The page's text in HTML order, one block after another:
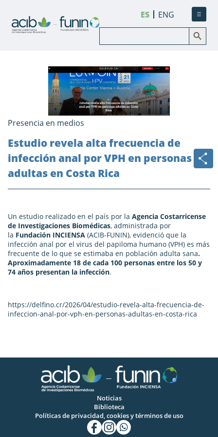
Buscar: Botón de búsqueda
ES ENG
Presencia en medios
Estudio revela alta frecuencia de
infección anal por VPH en personas
adultas en Costa Rica
Un estudio realizado en el país por la Agencia Costarricense
de Investigaciones Biomédicas, administrada por
la Fundación INCIENSA (ACIB-FUNIN), evidenció que la
infección anal por el virus del papiloma humano (VPH) es más
frecuente de lo que se estimaba en población adulta sana.
Aproximadamente 18 de cada 100 personas entre los 50 y
74 años presentan la infección.
https://delfino.cr/2026/04/estudio-revela-alta-frecuencia-de-
infeccion-anal-por-vph-en-personas-adultas-en-costa-rica
Noticias
Biblioteca
Políticas de privacidad, cookies y términos de uso